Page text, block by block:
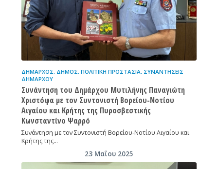
ΔΉΜΑΡΧΟΣ, ΔΉΜΟΣ, ΠΟΛΙΤΙΚΉ ΠΡΟΣΤΑΣΊΑ, ΣΥΝΑΝΤΉΣΕΙΣ
ΔΗΜΆΡΧΟΥ
Συνάντηση του Δημάρχου Μυτιλήνης Παναγιώτη
Χριστόφα με τον Συντονιστή Βορείου-Νοτίου
Αιγαίου και Κρήτης της Πυροσβεστικής
Κωνσταντίνο Ψαρρό
Συνάντηση με τον Συντονιστή Βορείου-Νοτίου Αιγαίου και
Κρήτης της…
23 Μαΐου 2025